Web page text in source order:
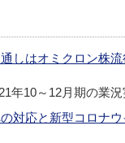
しはオミクロン株
年10～12月期の業
対応と新型コロナ